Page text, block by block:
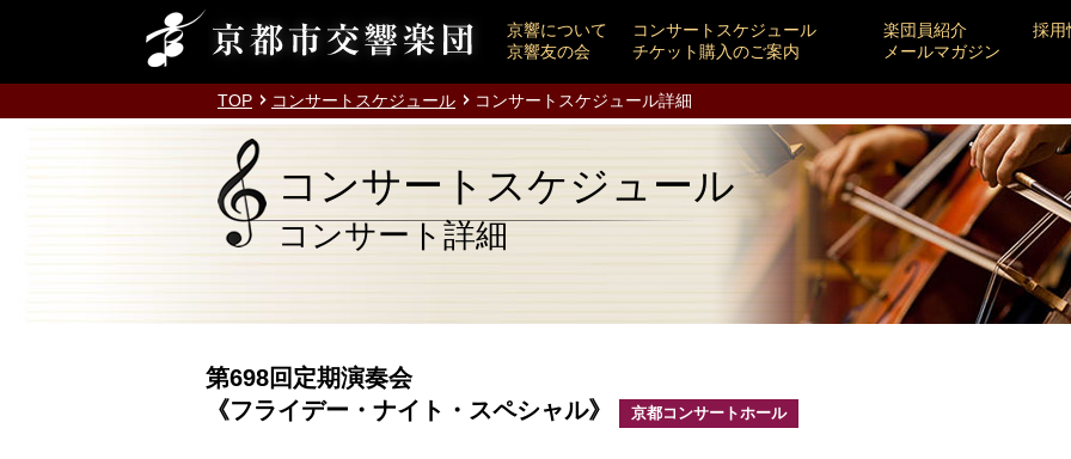
京響について コンサートスケジュール 楽団員紹介
採用
京響友の会
チケット購入のご案内 メールマガジン
TOP コンサートスケジュール コンサートスケジュール詳細
コンサートスケジュール
コンサート詳細
第698回定期演奏会
《フライデー・ナイト・スペシャル》
京都コンサートホール